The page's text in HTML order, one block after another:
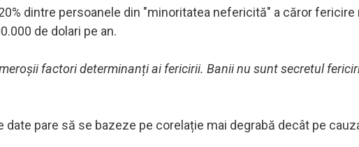
dintre persoanele din "minoritatea nefericită" a căror fericire
de dolari pe an.
factori determinanți ai fericirii. Banii nu sunt secretul
pare să se bazeze pe corelație mai degrabă decât pe